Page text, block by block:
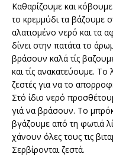
Καθαρίζουμε και κόβουμε
το κρεμμύδι τα βάζουμε
αλατισμένο νερό και τα
δίνει στην πατάτα το
βράσουν καλά τίς
και τίς ανακατεύουμε. Το
ζεστές για να το
Στό ίδιο νερό
γιά να βράσουν. Το
βγάζουμε από τη φωτιά
χάνουν όλες τους τις
Σερβίρονται ζεστά.